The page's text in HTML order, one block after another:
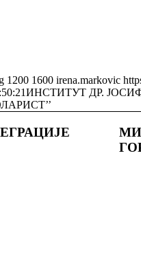
1200 1600 irena.markovic
ИНСТИТУТ ДР.